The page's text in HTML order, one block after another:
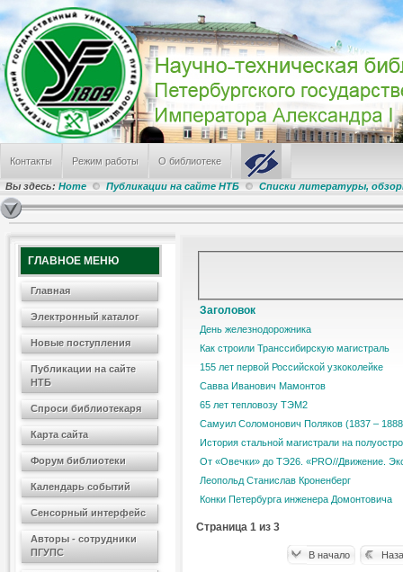
Контакты Режим работы О библиотеке
Вы здесь: Home Публикации на сайте НТБ Списки литературы,
ГЛАВНОЕ МЕНЮ
Главная
Электронный каталог
Новые поступления
Публикации на сайте
НТБ
Спроси библиотекаря
Карта сайта
Форум библиотеки
Календарь событий
Сенсорный интерфейс
Авторы - сотрудники
ПГУПС
Заголовок
День железнодорожника
Как строили Транссибирскую магистраль
155 лет первой Российской узкоколейке
Савва Иванович Мамонтов
65 лет тепловозу ТЭМ2
Самуил Соломонович Поляков (1837 –
История стальной магистрали на
От «Овечки» до ТЭ26. «PRO//Движение.
Леопольд Станислав Кроненберг
Конки Петербурга инженера Домонтовича
Страница 1 из 3
В начало